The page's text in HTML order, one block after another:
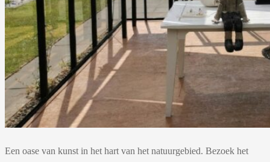
Een oase van kunst in het hart van het natuurgebied. Bezoek het